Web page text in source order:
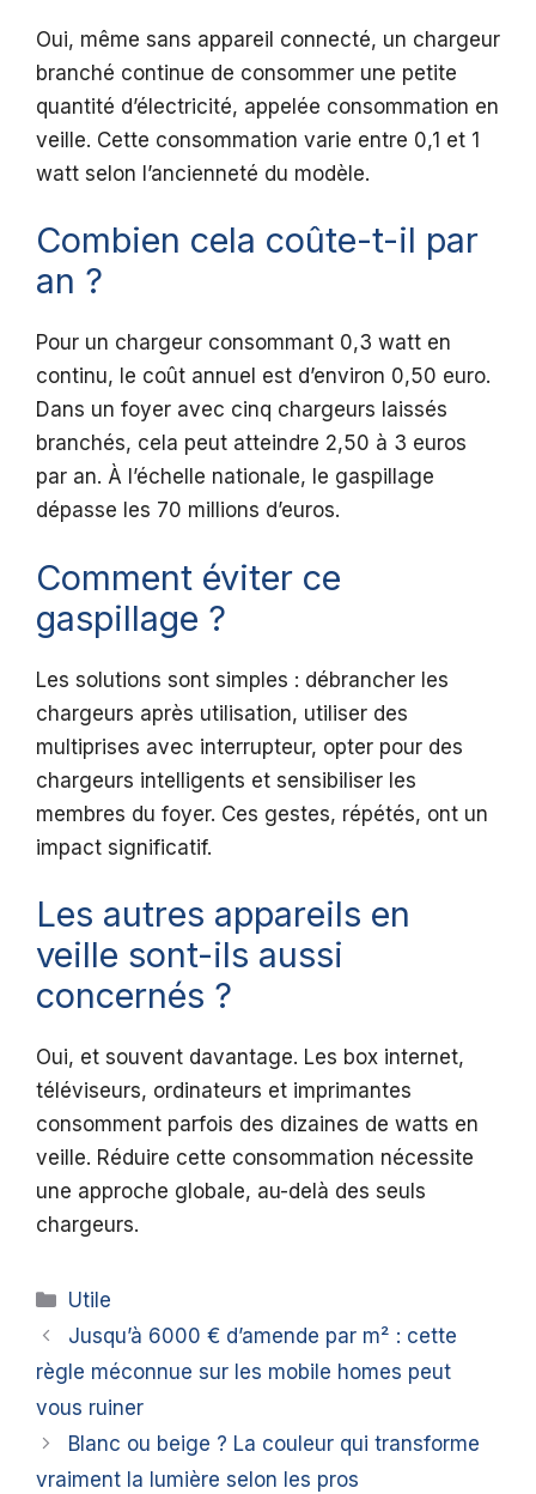
Oui, même sans appareil connecté, un chargeur
branché continue de consommer une petite
quantité d’électricité, appelée consommation en
veille. Cette consommation varie entre 0,1 et 1
watt selon l’ancienneté du modèle.
Combien cela coûte-t-il par
an ?
Pour un chargeur consommant 0,3 watt en
continu, le coût annuel est d’environ 0,50 euro.
Dans un foyer avec cinq chargeurs laissés
branchés, cela peut atteindre 2,50 à 3 euros
par an. À l’échelle nationale, le gaspillage
dépasse les 70 millions d’euros.
Comment éviter ce
gaspillage ?
Les solutions sont simples : débrancher les
chargeurs après utilisation, utiliser des
multiprises avec interrupteur, opter pour des
chargeurs intelligents et sensibiliser les
membres du foyer. Ces gestes, répétés, ont un
impact significatif.
Les autres appareils en
veille sont-ils aussi
concernés ?
Oui, et souvent davantage. Les box internet,
téléviseurs, ordinateurs et imprimantes
consomment parfois des dizaines de watts en
veille. Réduire cette consommation nécessite
une approche globale, au-delà des seuls
chargeurs.
Catégories
Utile
Jusqu’à 6000 € d’amende par m² : cette
règle méconnue sur les mobile homes peut
vous ruiner
Blanc ou beige ? La couleur qui transforme
vraiment la lumière selon les pros